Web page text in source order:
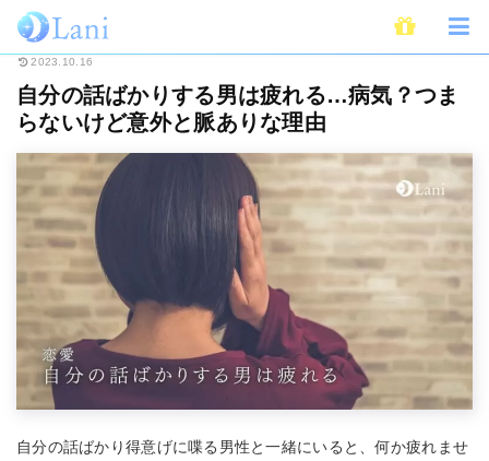
ホーム 恋愛 自分の話ばかりする男は疲れる…病気？つまらないけど意外
2023.10.16
自分の話ばかりする男は疲れる…病気？つま
らないけど意外と脈ありな理由
自分の話ばかり得意げに喋る男性と一緒にいると、何か疲れませ